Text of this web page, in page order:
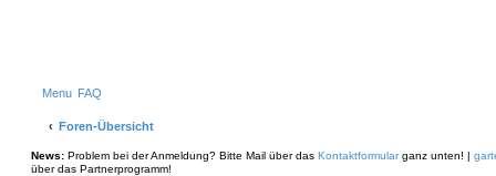
Menu FAQ
Foren-Übersicht
News: Problem bei der Anmeldung? Bitte Mail über das Kontaktformularganz unten! |
über das Partnerprogramm!